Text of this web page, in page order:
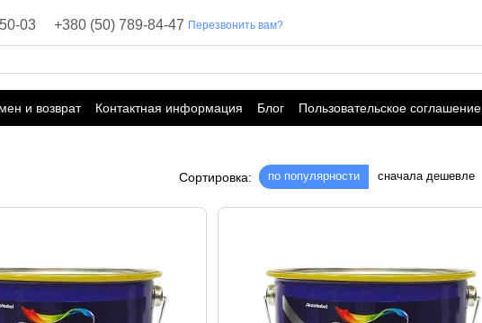
03 +380 (50) 789-84-47 Перезвонить вам?
и возврат Контактная информация Блог Пользовательское соглашение
Сортировка: по популярности сначала дешевле